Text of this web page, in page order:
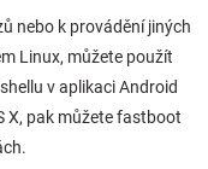
nebo k provádění jiných
Linux, můžete použít
v aplikaci Android
X, pak můžete fastboot